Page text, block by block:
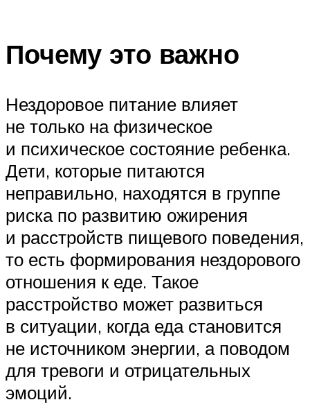
Почему это важно
Нездоровое питание влияет
не только на физическое
и психическое состояние ребенка.
Дети, которые питаются
неправильно, находятся в группе
риска по развитию ожирения
и расстройств пищевого поведения,
то есть формирования нездорового
отношения к еде. Такое
расстройство может развиться
в ситуации, когда еда становится
не источником энергии, а поводом
для тревоги и отрицательных
эмоций.